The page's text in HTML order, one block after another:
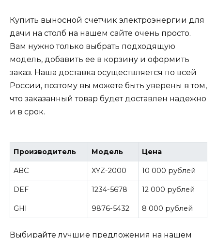
Купить выносной счетчик электроэнергии для
дачи на столб на нашем сайте очень просто.
Вам нужно только выбрать подходящую
модель, добавить ее в корзину и оформить
заказ. Наша доставка осуществляется по всей
России, поэтому вы можете быть уверены в том,
что заказанный товар будет доставлен надежно
и в срок.
Производитель Модель Цена
ABC XYZ-2000 10 000 рублей
DEF 1234-5678 12 000 рублей
GHI 9876-5432 8 000 рублей
Выбирайте лучшие предложения на нашем